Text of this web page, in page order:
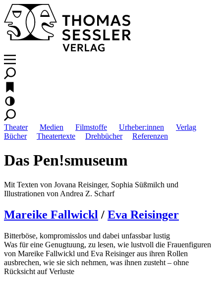
Theater Medien Filmstoffe Urheber:innen
Verlag
Bücher
Theatertexte Drehbücher Referenzen
Das Pen!smuseum
Mit Texten von Jovana Reisinger, Sophia Süßmilch und
Illustrationen von Andrea Z. Scharf
Mareike Fallwickl / Eva Reisinger
Bitterböse, kompromisslos und dabei unfassbar lustig
Was für eine Genugtuung, zu lesen, wie lustvoll die Frauenfiguren
von Mareike Fallwickl und Eva Reisinger aus ihren Rollen
ausbrechen, wie sie sich nehmen, was ihnen zusteht – ohne
Rücksicht auf Verluste